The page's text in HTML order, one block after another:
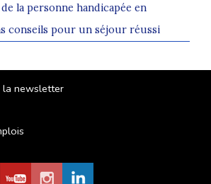
la personne handicapée en
conseils pour un séjour réussi
la newsletter